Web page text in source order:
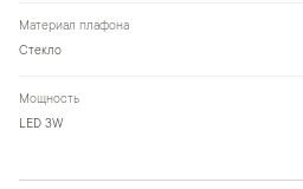
Материал плафона
Стекло
Мощность
LED 3W